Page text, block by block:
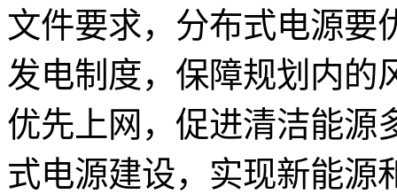
文件要求，分布式电源要
发电制度，保障规划内的
优先上网，促进清洁能源
式电源建设，实现新能源